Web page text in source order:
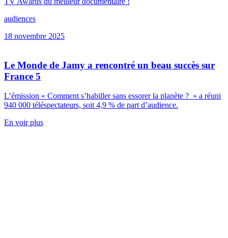
audiences
18 novembre 2025
Le Monde de Jamy a rencontré un beau succès sur
France 5
L’émission « Comment s’habiller sans essorer la planète ? » a réuni
940 000 téléspectateurs, soit 4,9 % de part d’audience.
En voir plus